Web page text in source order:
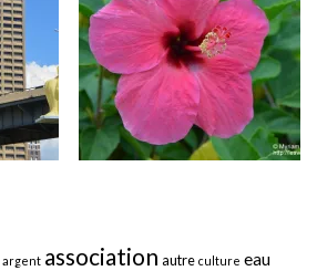
argent association autre culture eau